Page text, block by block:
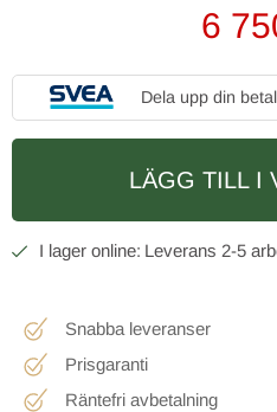
6
Dela upp din
LÄGG TILL I
2-5
Snabba leveranser
Prisgaranti
Räntefri avbetalning